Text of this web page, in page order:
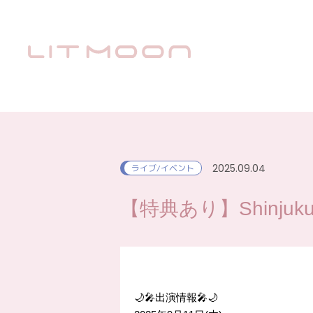
ライブ/イベント 2025.09.04
【特典あり】
🌙🎤出演情報🎤🌙